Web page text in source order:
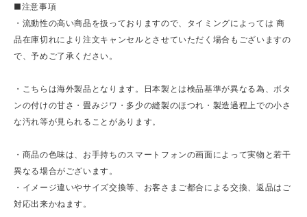
■注意事項
・流動性の高い商品を扱っておりますので、タイミングによっては 商
品在庫切れにより注文キャンセルとさせていただく場合もございますの
で、予めご了承ください。
・こちらは海外製品となります。日本製とは検品基準が異なる為、ボタ
ンの付けの甘さ・畳みジワ・多少の縫製のほつれ・製造過程上での小さ
な汚れ等が見られることがあります。
・商品の色味は、お手持ちのスマートフォンの画面によって実物と若干
異なる場合がございます。
・イメージ違いやサイズ交換等、お客さまご都合による交換、返品はご
対応出来かねます。